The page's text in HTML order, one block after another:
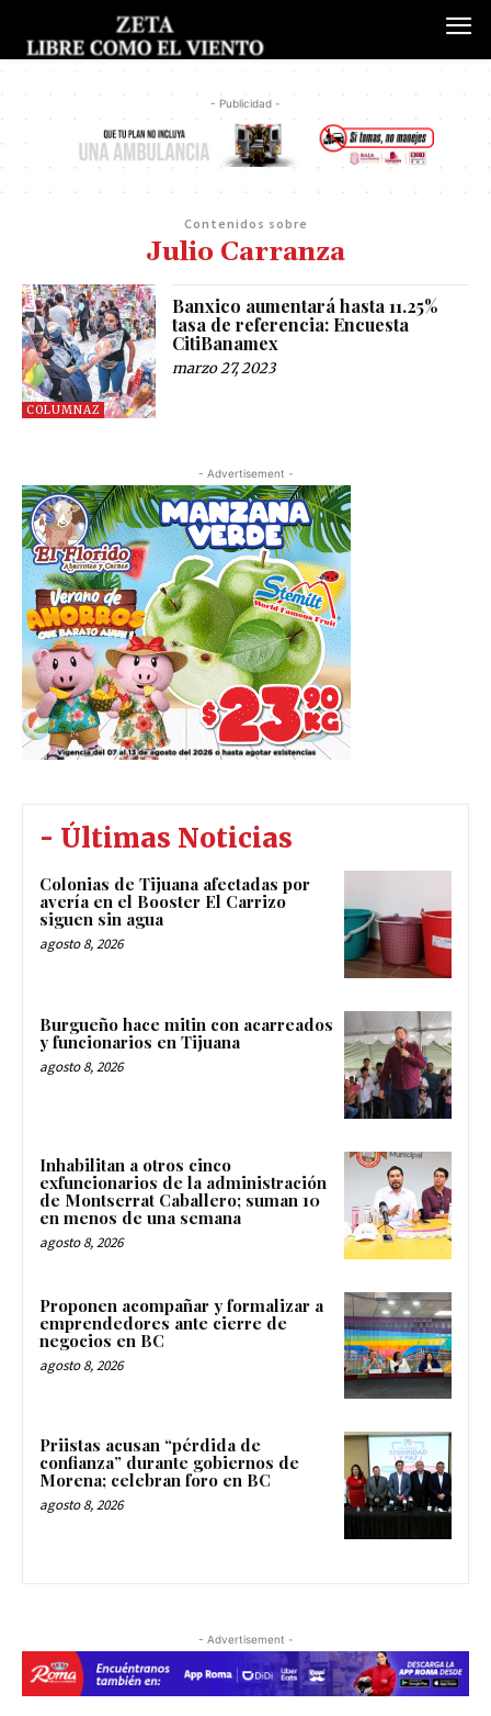
- Publicidad -
Contenidos sobre
Julio Carranza
COLUMNAZ
Banxico aumentará hasta 11.25%
tasa de referencia: Encuesta
CitiBanamex
marzo 27, 2023
- Advertisement -
- Últimas Noticias
Colonias de Tijuana afectadas por
avería en el Booster El Carrizo
siguen sin agua
agosto 8, 2026
Burgueño hace mitin con acarreados
y funcionarios en Tijuana
agosto 8, 2026
Inhabilitan a otros cinco
exfuncionarios de la administración
de Montserrat Caballero; suman 10
en menos de una semana
agosto 8, 2026
Proponen acompañar y formalizar a
emprendedores ante cierre de
negocios en BC
agosto 8, 2026
Priistas acusan “pérdida de
confianza” durante gobiernos de
Morena; celebran foro en BC
agosto 8, 2026
- Advertisement -